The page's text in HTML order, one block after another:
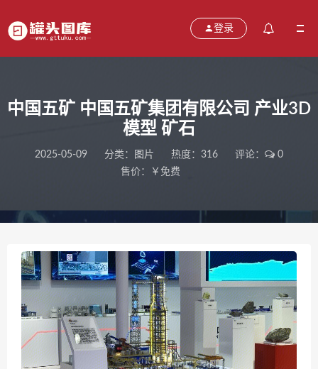
登录
中国五矿 中国五矿集团有限公司 产业3D
模型 矿石
2025-05-09 分类： 图片 热度：316 评论：
0
售价：￥免费